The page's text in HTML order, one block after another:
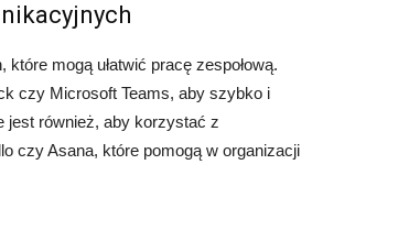
mogą ułatwić pracę zespołową.
czy Microsoft Teams, aby szybko i
jest również, aby korzystać z
czy Asana, które pomogą w organizacji